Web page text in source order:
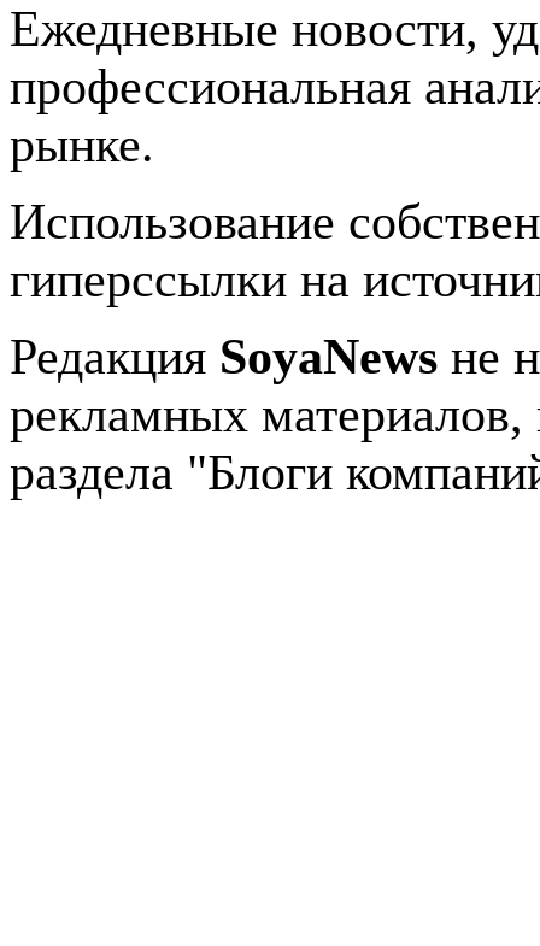
Ежедневные новости,
профессиональная
рынке.
Использование
гиперссылки на
Редакция SoyaNews не
рекламных
раздела "Блоги